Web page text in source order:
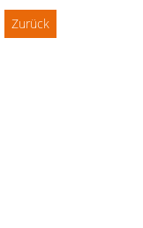
Zurück